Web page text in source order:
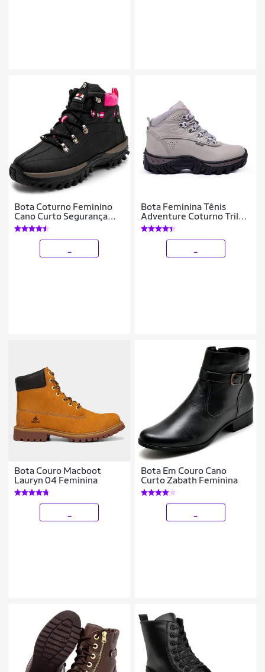
Bota Coturno Feminino
Cano Curto Segurança
Trilha Conforto - Preto -
40
Bota Feminina Tênis
Adventure Coturno Trilha
Trabalho Couro legitimo
Conforto
Bota Couro Macboot
Lauryn 04 Feminina
Bota Em Couro Cano
Curto Zabath Feminina